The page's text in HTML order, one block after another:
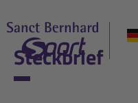
Steckbrief